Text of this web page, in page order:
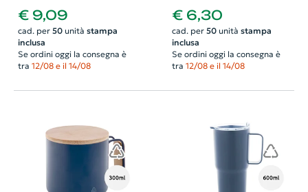
con coperchio da 300ml
€ 9,09
cad. per 50unità stampa
inclusa
Se ordini oggi la consegna è
tra 12/08 e il 14/08
acciaio inox riciclato e
esterno in PP ricilato da
400 ml
€ 6,30
cad. per 50unità stampa
inclusa
Se ordini oggi la consegna è
tra 12/08 e il 14/08